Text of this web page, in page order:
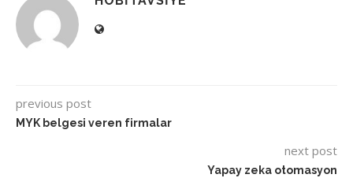
previous post
MYK belgesi veren firmalar
next post
Yapay zeka otomasyon